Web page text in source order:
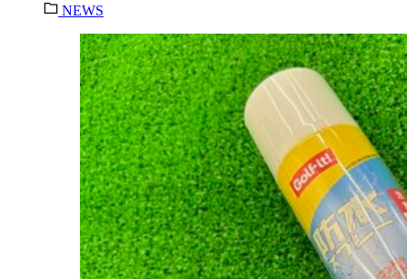
NEWS